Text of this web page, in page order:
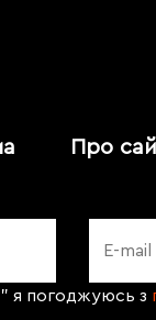
Про
я погоджуюсь з